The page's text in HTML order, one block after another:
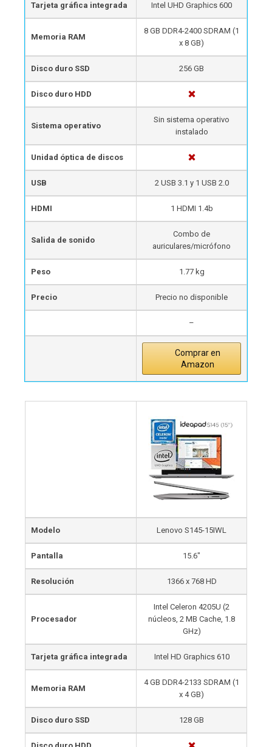
Tarjeta gráfica integrada Intel UHD Graphics 600
Memoria RAM
8 GB DDR4-2400 SDRAM (1
x 8 GB)
Disco duro SSD 256 GB
Disco duro HDD
Sistema operativo
Sin sistema operativo
instalado
Unidad óptica de discos
USB 2 USB 3.1 y 1 USB 2.0
HDMI 1 HDMI 1.4b
Salida de sonido
Combo de
auriculares/micrófono
Peso 1.77 kg
Precio Precio no disponible
–
Comprar en
Amazon
Modelo Lenovo S145-15IWL
Pantalla 15.6″
Resolución 1366 x 768 HD
Procesador
Intel Celeron 4205U (2
núcleos, 2 MB Cache, 1.8
GHz)
Tarjeta gráfica integrada Intel HD Graphics 610
Memoria RAM
4 GB DDR4-2133 SDRAM (1
x 4 GB)
Disco duro SSD 128 GB